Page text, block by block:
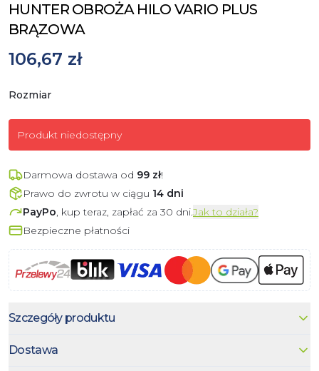
HUNTER OBROŻA HILO VARIO PLUS
BRĄZOWA
106,67 zł
Rozmiar
Produkt niedostępny
Darmowa dostawa od 99 zł!
Prawo do zwrotu w ciągu 14 dni
PayPo, kup teraz, zapłać za 30 dni.Jak to działa?
Bezpieczne płatności
Szczegóły produktu
Dostawa